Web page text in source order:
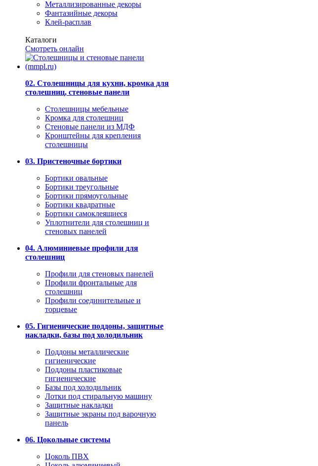
Металлизированные декоры
Фантазийные декоры
Клей-расплав
Каталоги
Смотреть онлайн
02. Столешницы для кухни, кромка для
столешниц, стеновые панели
Столешницы мебельные
Кромка для столешниц
Стеновые панели из МДФ
Кронштейны для крепления
столешницы
03. Пристеночные бортики
Бортики овальные
Бортики треугольные
Бортики прямоугольные
Бортики квадратные
Бортики самоклеящиеся
Уплотнители для столешниц и
стеновых панелей
04. Алюминиевые профили для
столешниц
Профили для стеновых панелей
Профили фронтальные для
столешниц
Профили соединительные и
торцевые
05. Гигиенические поддоны, защитные
накладки, базы под холодильник
Поддоны металлические
гигиенические
Поддоны пластиковые
гигиенические
Базы под холодильник
Лотки под стиральную машину
Защитные накладки
Защитные экраны под варочную
панель
06. Цокольные системы
Цоколь ПВХ